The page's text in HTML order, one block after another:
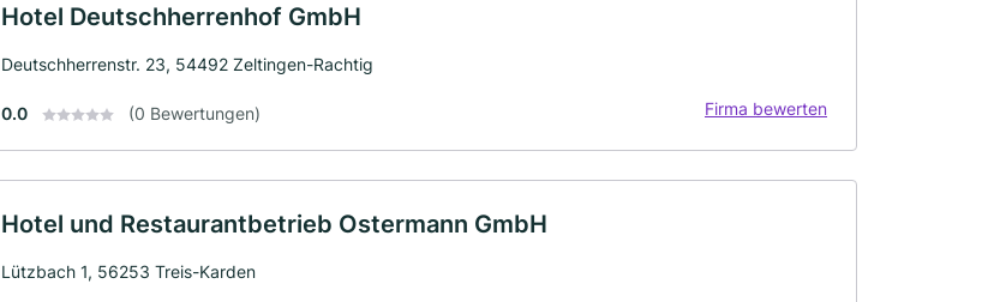
Hotel Deutschherrenhof GmbH
Deutschherrenstr. 23, 54492 Zeltingen-Rachtig
0.0 (0 Bewertungen) Firma bewerten
Hotel und Restaurantbetrieb Ostermann GmbH
Lützbach 1, 56253 Treis-Karden